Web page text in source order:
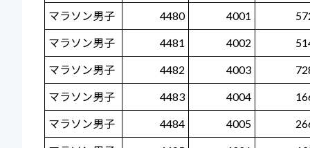
マラソン男子 4480 4001
マラソン男子 4481 4002
マラソン男子 4482 4003
マラソン男子 4483 4004
マラソン男子 4484 4005